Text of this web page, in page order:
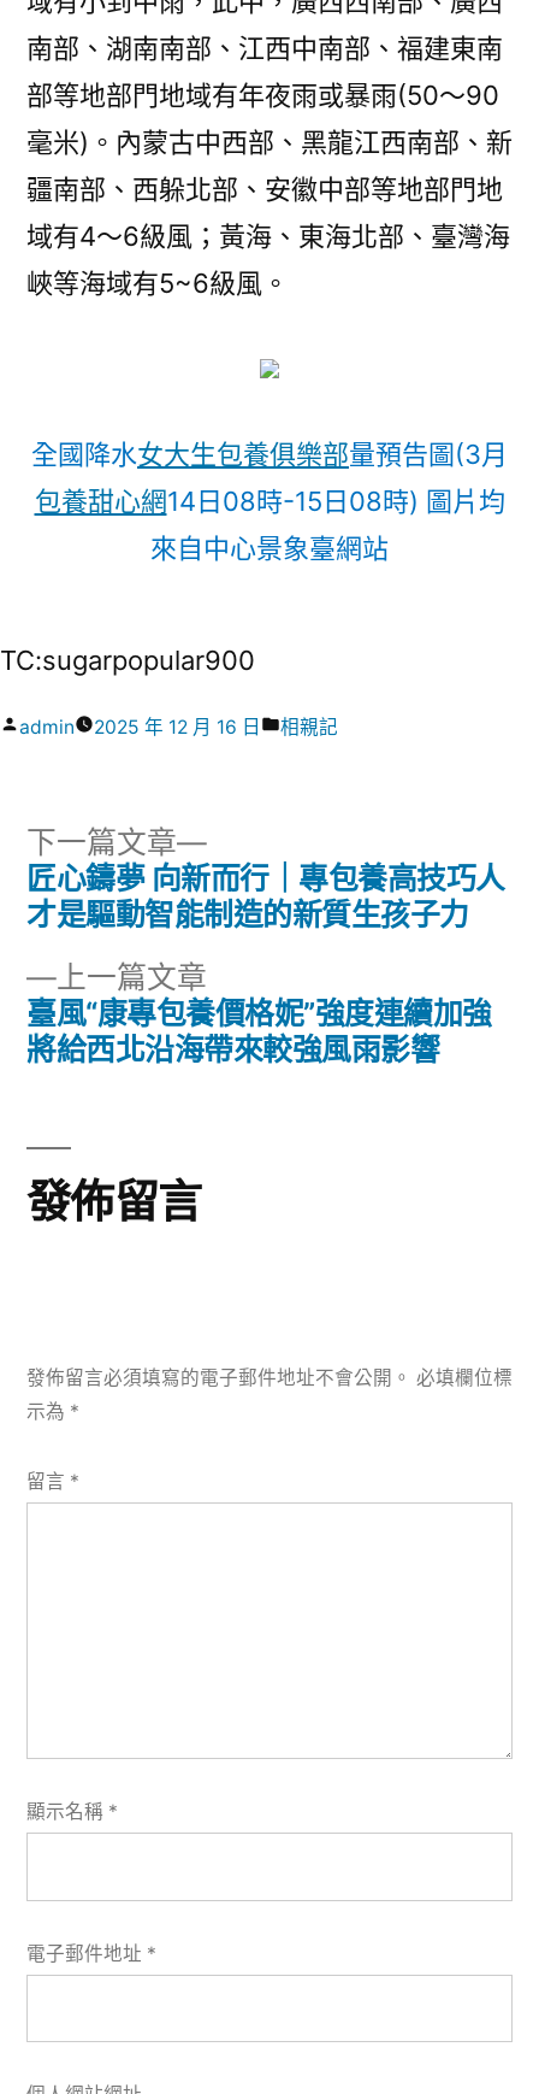
南部、湖南南部、江西中南部、福建東南
部等地部門地域有年夜雨或暴雨(50～90
毫米)。內蒙古中西部、黑龍江西南部、新
疆南部、西躲北部、安徽中部等地部門地
域有4～6級風；黃海、東海北部、臺灣海
峽等海域有5~6級風。
全國降水女大生包養俱樂部量預告圖(3月
包養甜心網14日08時-15日08時) 圖片均
來自中心景象臺網站
TC:sugarpopular900
作
admin 2025 年 12 月 16 日
分
相親記
文
導
覽
上一篇文章
一
篇
臺風“康專包養價格妮”強度連續加強
將給西北沿海帶來較強風雨影響
下一篇文章
下
一
篇
匠心鑄夢 向新而行｜專包養高技巧人
才是驅動智能制造的新質生孩子力
發佈留言
發佈留言必須填寫的電子郵件地址不會公開。 必填欄位標
示為 *
留言 *
顯示名稱 *
電子郵件地址 *